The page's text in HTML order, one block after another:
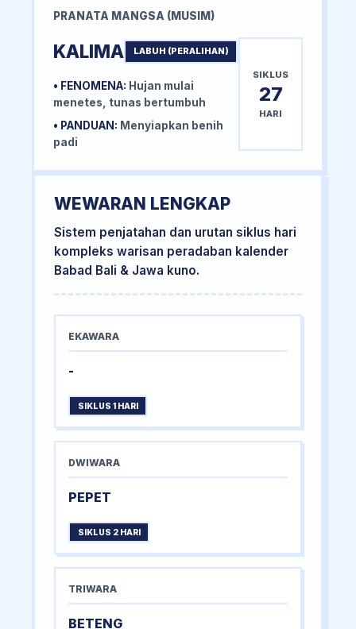
PRANATA MANGSA (MUSIM)
KALIMA LABUH (PERALIHAN)
• FENOMENA: Hujan mulai
menetes, tunas bertumbuh
• PANDUAN: Menyiapkan benih
padi
SIKLUS
27
HARI
WEWARAN LENGKAP
Sistem penjatahan dan urutan siklus hari
kompleks warisan peradaban kalender
Babad Bali & Jawa kuno.
EKAWARA
-
SIKLUS 1 HARI
DWIWARA
PEPET
SIKLUS 2 HARI
TRIWARA
BETENG